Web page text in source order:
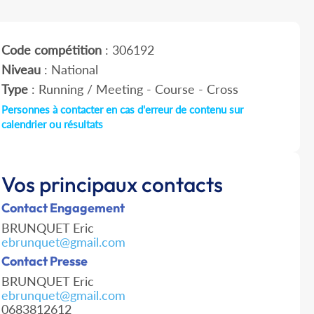
Code compétition: 306192
Niveau: National
Type: Running / Meeting - Course - Cross
Personnes à contacter en cas d'erreur de contenu sur
calendrier ou résultats
Vos principaux contacts
Contact Engagement
BRUNQUET Eric
ebrunquet@gmail.com
Contact Presse
BRUNQUET Eric
ebrunquet@gmail.com
0683812612